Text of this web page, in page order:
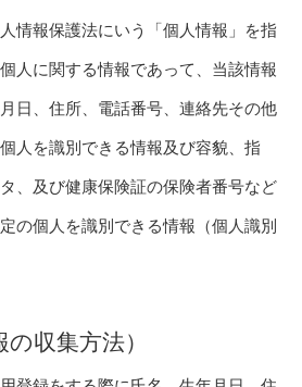
情報保護法にいう「個人情報」を指
人に関する情報であって、当該情報
日、住所、電話番号、連絡先その他
人を識別できる情報及び容貌、指
、及び健康保険証の保険者番号など
の個人を識別できる情報（個人識別
収集方法）